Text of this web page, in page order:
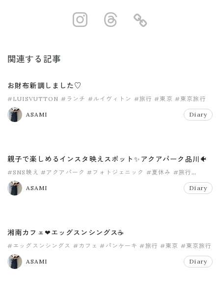
https://https://
関連する記事
お財布新調しました♡
#LUISVUTTON #ランチ #ルイヴィトン #旅行 #東京 #東京旅行
ASAMI Diary
親子で楽しめるインスタ映えスポット✨アクアパーク品川🐠
#SNS映え #アクアパーク #フォトジェニック #夏休み #旅行
#東京旅行
ASAMI
Diary
湘南カフェ❤エッグスンシングス☕
#エッグスンシングス #カフェ #パンケーキ #旅行 #東京 #東京旅行
ASAMI Diary